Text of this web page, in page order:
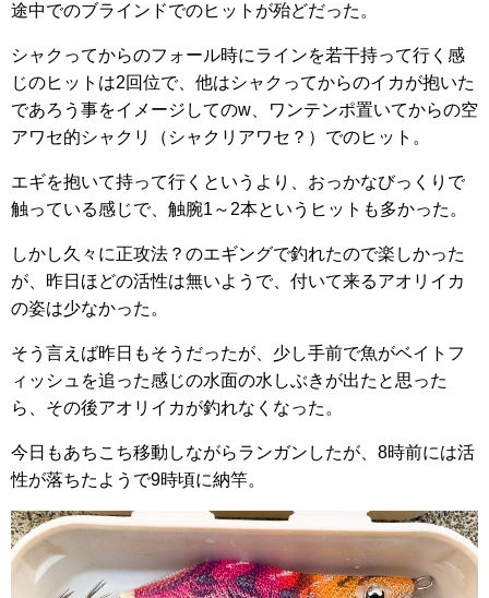
途中でのブラインドでのヒットが殆どだった。
シャクってからのフォール時にラインを若干持って行く感
じのヒットは2回位で、他はシャクってからのイカが抱いた
であろう事をイメージしてのw、ワンテンポ置いてからの空
アワセ的シャクリ（シャクリアワセ？）でのヒット。
エギを抱いて持って行くというより、おっかなびっくりで
触っている感じで、触腕1～2本というヒットも多かった。
しかし久々に正攻法？のエギングで釣れたので楽しかった
が、昨日ほどの活性は無いようで、付いて来るアオリイカ
の姿は少なかった。
そう言えば昨日もそうだったが、少し手前で魚がベイトフ
ィッシュを追った感じの水面の水しぶきが出たと思った
ら、その後アオリイカが釣れなくなった。
今日もあちこち移動しながらランガンしたが、8時前には活
性が落ちたようで9時頃に納竿。